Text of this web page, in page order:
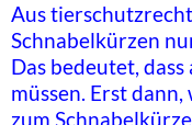
Aus
Schnabelkürzen
Das bedeutet,
müssen. Erst
zum